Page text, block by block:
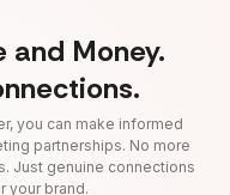
and Money.
you can make informed
partnerships. No more
Just genuine connections
your brand.